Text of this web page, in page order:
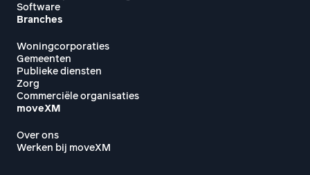
Software
Branches
Woningcorporaties
Gemeenten
Publieke diensten
Zorg
Commerciële organisaties
moveXM
Over ons
Werken bij moveXM